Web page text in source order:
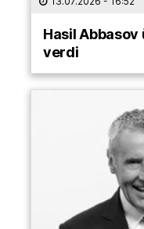
Hasil
verdi